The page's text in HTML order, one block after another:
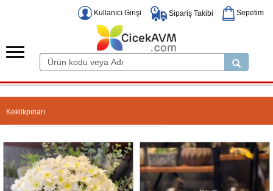
Kullanıcı Girişi Sipariş Takibi Sepetim
Keklikpınarı